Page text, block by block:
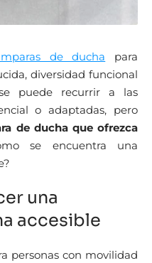
de ducha para
diversidad funcional
puede recurrir a las
o adaptadas, pero
de ducha que ofrezca
se encuentra una
una
accesible
personas con movilidad